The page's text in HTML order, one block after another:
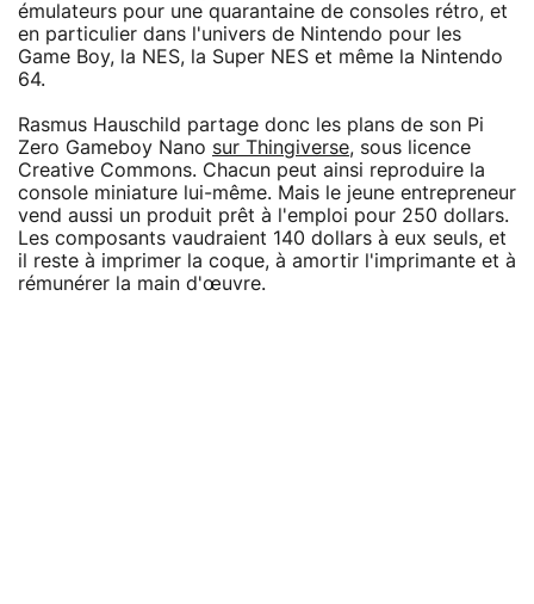
émulateurs pour une quarantaine de consoles rétro, et
en particulier dans l'univers de Nintendo pour les
Game Boy, la NES, la Super NES et même la Nintendo
64.
Rasmus Hauschild partage donc les plans de son Pi
Zero Gameboy Nano sur Thingiverse, sous licence
Creative Commons. Chacun peut ainsi reproduire la
console miniature lui-même. Mais le jeune entrepreneur
vend aussi un produit prêt à l'emploi pour 250 dollars.
Les composants vaudraient 140 dollars à eux seuls, et
il reste à imprimer la coque, à amortir l'imprimante et à
rémunérer la main d'œuvre.